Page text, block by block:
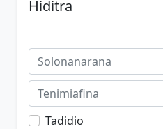
Hiditra
Tadidio